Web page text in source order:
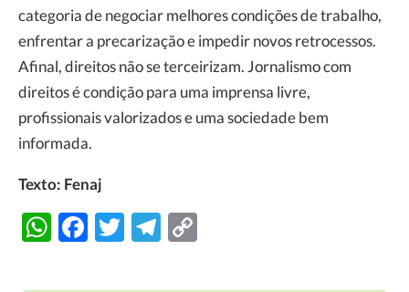
categoria de negociar melhores condições de trabalho,
enfrentar a precarização e impedir novos retrocessos.
Afinal, direitos não se terceirizam. Jornalismo com
direitos é condição para uma imprensa livre,
profissionais valorizados e uma sociedade bem
informada.
Texto: Fenaj
WhatsApp
Facebook
TwitterTelegram